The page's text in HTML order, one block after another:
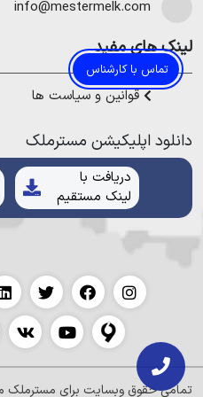
قدم ارتباط با دهیاری است تا
آن منطقه اطلاعات کافی را
تماس با مشاوران مستر ملک
بتوانید بهترین مسیر برای
تیمی قدرتمند برای خرید ویلا
داشته باشید.
تماس با کارشناس
هموطنان عزیز خدمت کنیم.
info@mestermelk.com
لینک های مفید
قوانین و سیاست ها
دانلود اپلیکیشن مستر‌ملک
دریافت با
لینک مستقیم
تمامی حقوق وبسایت برای مسترملک